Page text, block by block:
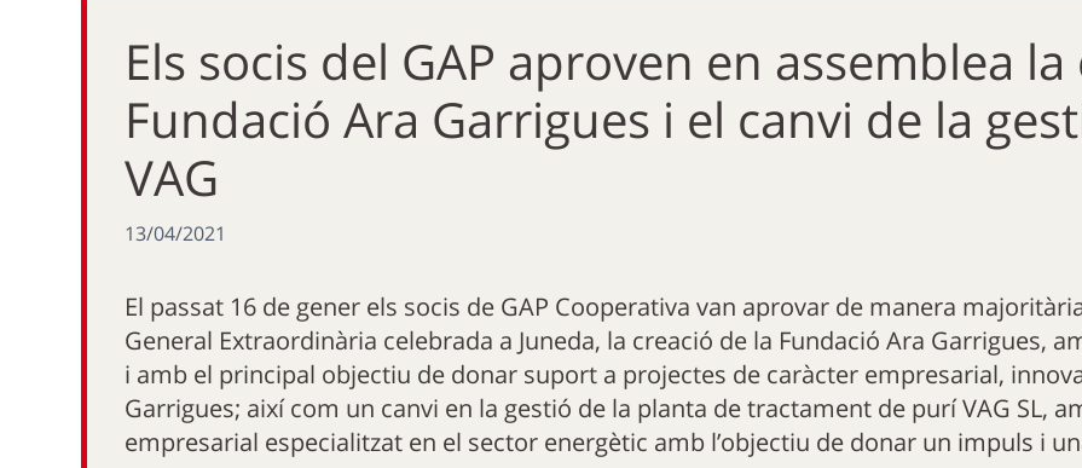
Els socis del GAP aproven en assemblea
Fundació Ara Garrigues i el canvi de la
VAG
13/04/2021
El passat 16 de gener els socis de GAP Cooperativa van aprovar de manera
General Extraordinària celebrada a Juneda, la creació de la Fundació Ara Garrigues,
i amb el principal objectiu de donar suport a projectes de caràcter empresarial,
Garrigues; així com un canvi en la gestió de la planta de tractament de purí VAG SL,
empresarial especialitzat en el sector energètic amb l’objectiu de donar un impuls i